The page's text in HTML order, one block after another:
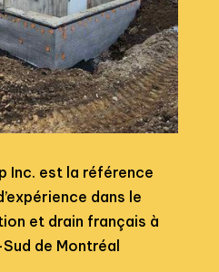
Inc. est la référence
dans le
et drain français à
de Montréal